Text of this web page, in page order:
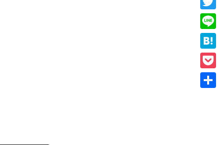
a
c
e
b
o
o
k
T
w
i
t
t
e
r
L
n
e
H
a
t
e
P